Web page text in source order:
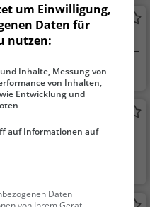
Familie & Kinder,
Natur
in Kirchen (Sieg)
r
um Einwilligung,
Daten für
nutzen:
Inhalte, Messung von
von Inhalten,
Entwicklung und
auf Informationen auf
Daten